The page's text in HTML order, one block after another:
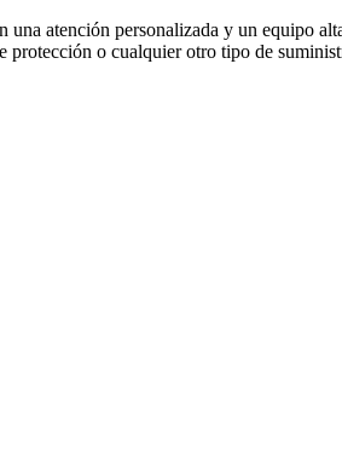
atención personalizada y un equipo
protección o cualquier otro tipo de